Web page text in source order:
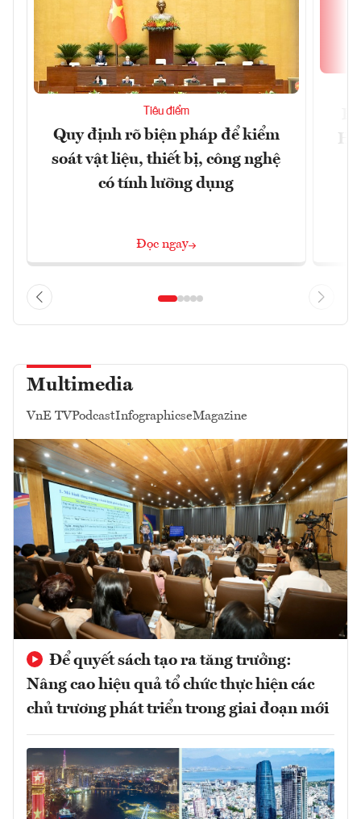
Tiêu điểm
Quy định rõ biện pháp để kiểm
soát vật liệu, thiết bị, công nghệ
có tính lưỡng dụng
Đọc ngay
Multimedia
VnE TVPodcastInfographicseMagazine
Để quyết sách tạo ra tăng trưởng:
Nâng cao hiệu quả tổ chức thực hiện các
chủ trương phát triển trong giai đoạn mới